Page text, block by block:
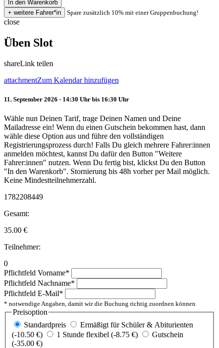
Spare zusätzlich 10% mit einer Gruppenbuchung!
close
Üben Slot
shareLink teilen
attachmentZum Kalendar hinzufügen
11. September 2026 - 14:30 Uhr bis 16:30 Uhr
Wähle nun Deinen Tarif, trage Deinen Namen und Deine
Mailadresse ein! Wenn du einen Gutschein bekommen hast, dann
wähle diese Option aus und führe den vollständigen
Registrierungsprozess durch! Falls Du gleich mehrere Fahrer:innen
anmelden möchtest, kannst Du dafür den Button "Weitere
Fahrer:innen" nutzen. Wenn Du fertig bist, klickst Du den Button
"In den Warenkorb". Stornierung bis 48h vorher per Mail möglich.
Keine Mindestteilnehmerzahl.
1782208449
Gesamt:
35.00 €
Teilnehmer:
0
Pflichtfeld Vorname*
Pflichtfeld Nachname*
Pflichtfeld E-Mail*
* notwendige Angaben, damit wir die Buchung richtig zuordnen können
Preisoption
Standardpreis
Ermäßigt für Schüler & Abiturienten
(-10.50 €)
1 Stunde flexibel (-8.75 €)
Gutschein
(-35.00 €)